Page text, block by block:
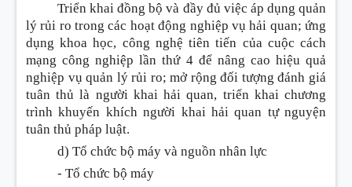
Triển khai đồng bộ và đầy đủ việc áp dụng quản
lý rủi ro trong các hoạt động nghiệp vụ hải quan; ứng
dụng khoa học, công nghệ tiên tiến của cuộc cách
mạng công nghiệp lần thứ 4 để nâng cao hiệu quả
nghiệp vụ quản lý rủi ro; mở rộng đối tượng đánh giá
tuân thủ là người khai hải quan, triển khai chương
trình khuyến khích người khai hải quan tự nguyện
tuân thủ pháp luật.
d) Tổ chức bộ máy và nguồn nhân lực
- Tổ chức bộ máy